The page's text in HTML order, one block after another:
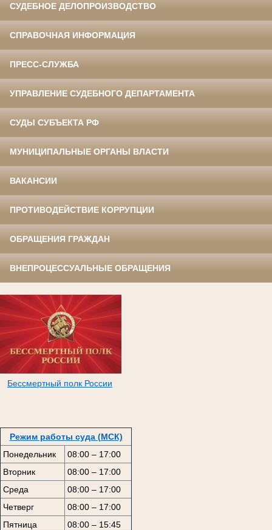
СУДЕБНОЕ ДЕЛОПРОИЗВОДСТВО
СПРАВОЧНАЯ ИНФОРМАЦИЯ
ПРЕСС-СЛУЖБА
УПРАВЛЕНИЕ СУДЕБНОГО ДЕПАРТАМЕНТА
СУДЫ СУБЪЕКТА РФ
МУНИЦИПАЛЬНЫЕ ОРГАНЫ ВЛАСТИ
ВАКАНСИИ
ПРОТИВОДЕЙСТВИЕ КОРРУПЦИИ
ОБРАЩЕНИЯ ГРАЖДАН
ВНЕПРОЦЕССУАЛЬНЫЕ ОБРАЩЕНИЯ
Бессмертный полк России
Режим работы суда (МСК)
Понедельник
08:00 – 17:00
Вторник
08:00 – 17:00
Среда
08:00 – 17:00
Четверг
08:00 – 17:00
Пятница
08:00 – 15:45